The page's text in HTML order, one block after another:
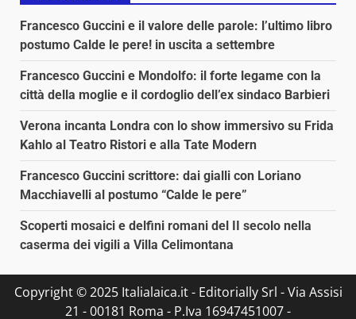
Francesco Guccini e il valore delle parole: l’ultimo libro
postumo Calde le pere! in uscita a settembre
Francesco Guccini e Mondolfo: il forte legame con la
città della moglie e il cordoglio dell’ex sindaco Barbieri
Verona incanta Londra con lo show immersivo su Frida
Kahlo al Teatro Ristori e alla Tate Modern
Francesco Guccini scrittore: dai gialli con Loriano
Macchiavelli al postumo “Calde le pere”
Scoperti mosaici e delfini romani del II secolo nella
caserma dei vigili a Villa Celimontana
Copyright © 2025 Italialaica.it - Editorially Srl - Via Assisi
21 - 00181 Roma - P.Iva 16947451007 -